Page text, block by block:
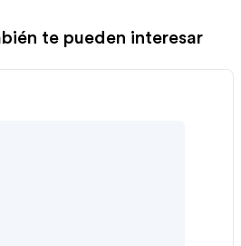
te pueden interesar